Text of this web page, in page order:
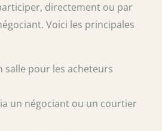
directement ou par
Voici les principales
salle pour les acheteurs
un négociant ou un courtier